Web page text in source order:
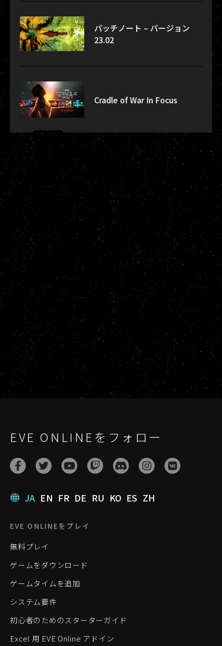
パッチノート – バージョン
23.02
Cradle of War In Focus
EVE ONLINEをフォロー
JA EN FR DE RU KO ES ZH
EVE ONLINEをプレイ
無料プレイ
ゲームをダウンロード
ゲームタイムを追加
システム要件
初心者のためのスターターガイド
Excel 用 EVE Online アドイン